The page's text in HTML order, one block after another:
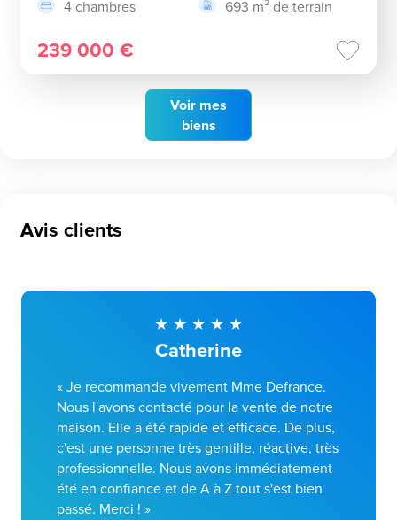
Voir mes
biens
4 chambres
693 m² de terrain
239 000 €
Avis clients
Catherine
« Je recommande vivement Mme Defrance.
Nous l'avons contacté pour la vente de notre
maison. Elle a été rapide et efficace. De plus,
c'est une personne très gentille, réactive, très
professionnelle. Nous avons immédiatement
été en confiance et de A à Z tout s'est bien
passé. Merci ! »